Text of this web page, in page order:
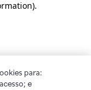
.
para:
e